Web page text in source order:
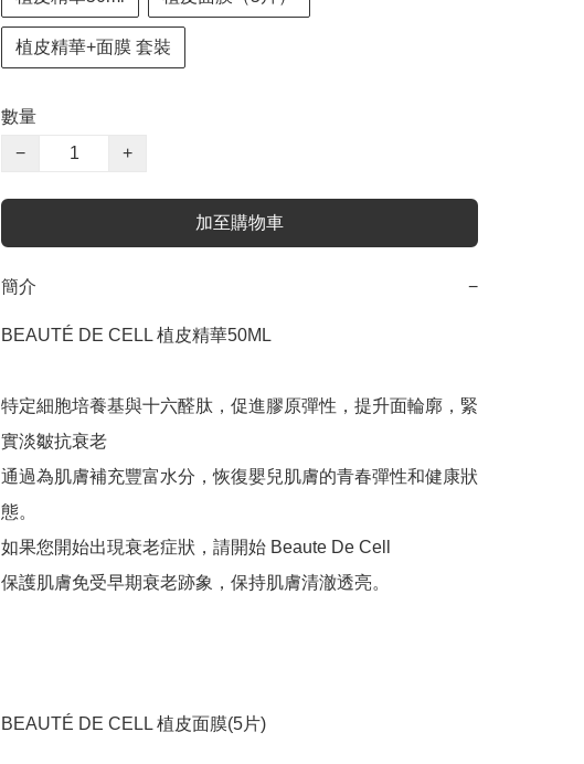
植皮精華+面膜 套裝
數量
−
+
加至購物車
簡介 −
BEAUTÉ DE CELL 植皮精華50ML
特定細胞培養基與十六醛肽，促進膠原彈性，提升面輪廓，緊
實淡皺抗衰老
通過為肌膚補充豐富水分，恢復嬰兒肌膚的青春彈性和健康狀
態。
如果您開始出現衰老症狀，請開始 Beaute De Cell
保護肌膚免受早期衰老跡象，保持肌膚清澈透亮。
BEAUTÉ DE CELL 植皮面膜(5片)